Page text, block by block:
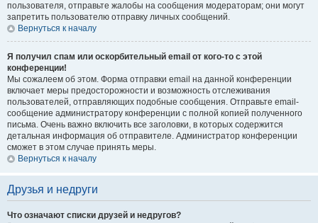
пользователя, отправьте жалобы на сообщения модераторам; они могут
запретить пользователю отправку личных сообщений.
Вернуться к началу
Я получил спам или оскорбительный email от кого-то с этой
конференции!
Мы сожалеем об этом. Форма отправки email на данной конференции
включает меры предосторожности и возможность отслеживания
пользователей, отправляющих подобные сообщения. Отправьте email-
сообщение администратору конференции с полной копией полученного
письма. Очень важно включить все заголовки, в которых содержится
детальная информация об отправителе. Администратор конференции
сможет в этом случае принять меры.
Вернуться к началу
Друзья и недруги
Что означают списки друзей и недругов?